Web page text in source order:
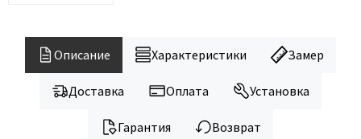
Описание Характеристики Замер
Доставка Оплата Установка
Гарантия Возврат